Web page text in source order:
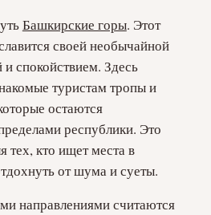
Башкирские горы. Этот
своей необычайной
спокойствием. Здесь
туристам тропы и
остаются
республики. Это
тех, кто ищет места в
от шума и суеты.
направлениями считаются